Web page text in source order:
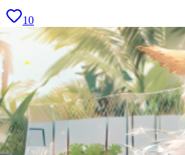
10